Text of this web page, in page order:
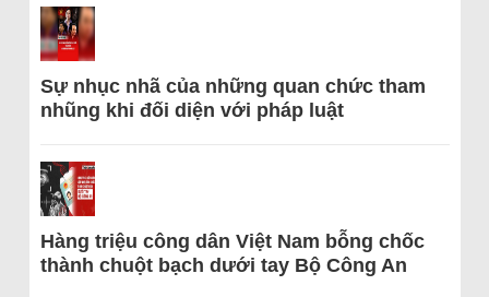
Sự nhục nhã của những quan chức tham
nhũng khi đối diện với pháp luật
Hàng triệu công dân Việt Nam bỗng chốc
thành chuột bạch dưới tay Bộ Công An